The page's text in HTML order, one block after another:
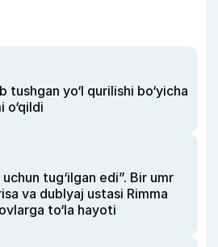
tushgan yo‘l qurilishi bo‘yicha
o‘qildi
tug‘ilgan edi”. Bir umr
va dublyaj ustasi Rimma
to‘la hayoti